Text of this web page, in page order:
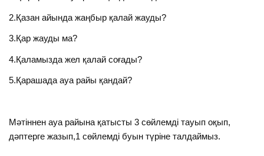
2.Қазан айында жаңбыр қалай жауды?
3.Қар жауды ма?
4.Қаламызда жел қалай соғады?
5.Қарашада ауа райы қандай?
Мәтіннен ауа райына қатысты 3 сөйлемді тауып оқып,
дәптерге жазып,1 сөйлемді буын түріне талдаймыз.